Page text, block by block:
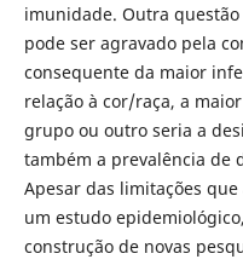
imunidade. Outra
pode ser agravado pela
consequente da maior
relação à cor/raça, a
grupo ou outro seria a
também a prevalência de
Apesar das limitações
um estudo
construção de novas